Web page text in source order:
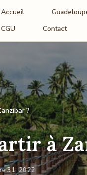
Accueil
CGU
Contact
?
à
31, 2022